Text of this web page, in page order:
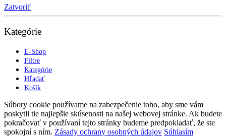
Zatvoriť
Kategórie
E-Shop
Filtre
Kategórie
Hľadať
Košík
Súbory cookie používame na zabezpečenie toho, aby sme vám
poskytli tie najlepšie skúsenosti na našej webovej stránke. Ak budete
pokračovať v používaní tejto stránky budeme predpokladať, že ste
spokojní s ním. Zásady ochrany osobných údajov Súhlasím